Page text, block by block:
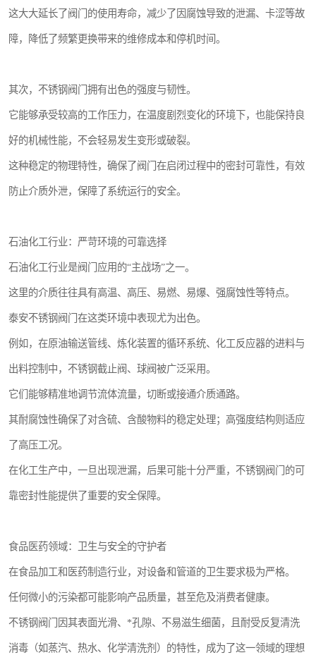
这大大延长了阀门的使用寿命，减少了因腐蚀导致的泄漏、卡涩等故
障，降低了频繁更换带来的维修成本和停机时间。
其次，不锈钢阀门拥有出色的强度与韧性。
它能够承受较高的工作压力，在温度剧烈变化的环境下，也能保持良
好的机械性能，不会轻易发生变形或破裂。
这种稳定的物理特性，确保了阀门在启闭过程中的密封可靠性，有效
防止介质外泄，保障了系统运行的安全。
石油化工行业：严苛环境的可靠选择
石油化工行业是阀门应用的“主战场”之一。
这里的介质往往具有高温、高压、易燃、易爆、强腐蚀性等特点。
泰安不锈钢阀门在这类环境中表现尤为出色。
例如，在原油输送管线、炼化装置的循环系统、化工反应器的进料与
出料控制中，不锈钢截止阀、球阀被广泛采用。
它们能够精准地调节流体流量，切断或接通介质通路。
其耐腐蚀性确保了对含硫、含酸物料的稳定处理；高强度结构则适应
了高压工况。
在化工生产中，一旦出现泄漏，后果可能十分严重，不锈钢阀门的可
靠密封性能提供了重要的安全保障。
食品医药领域：卫生与安全的守护者
在食品加工和医药制造行业，对设备和管道的卫生要求极为严格。
任何微小的污染都可能影响产品质量，甚至危及消费者健康。
不锈钢阀门因其表面光滑、*孔隙、不易滋生细菌，且耐受反复清洗
消毒（如蒸汽、热水、化学清洗剂）的特性，成为了这一领域的理想